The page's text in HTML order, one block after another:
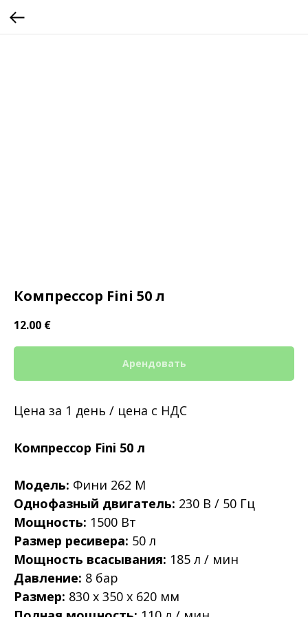
Компрессор Fini 50 л
12.00 €
Арендовать
Цена за 1 день / цена с НДС
Компрессор Fini 50 л
Модель: Фини 262 М
Однофазный двигатель: 230 В / 50 Гц
Мощность: 1500 Вт
Размер ресивера: 50 л
Мощность всасывания: 185 л / мин
Давление: 8 бар
Размер: 830 х 350 х 620 мм